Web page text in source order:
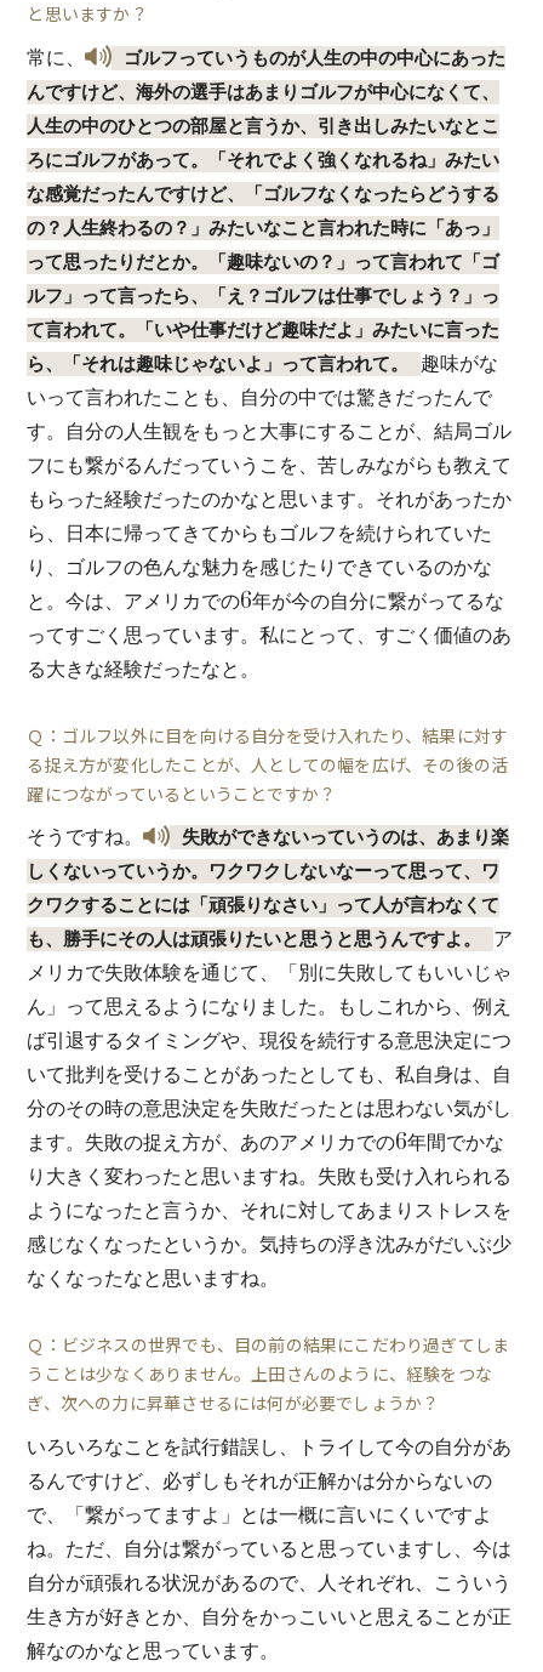
と思いますか？
常に、
ゴルフっていうものが人生の中の中心にあった
んですけど、海外の選手はあまりゴルフが中心になくて、
人生の中のひとつの部屋と言うか、引き出しみたいなとこ
ろにゴルフがあって。「それでよく強くなれるね」みたい
な感覚だったんですけど、「ゴルフなくなったらどうする
の？人生終わるの？」みたいなこと言われた時に「あっ」
って思ったりだとか。「趣味ないの？」って言われて「ゴ
ルフ」って言ったら、「え？ゴルフは仕事でしょう？」っ
て言われて。「いや仕事だけど趣味だよ」みたいに言った
ら、「それは趣味じゃないよ」って言われて。
趣味がな
いって言われたことも、自分の中では驚きだったんで
す。自分の人生観をもっと大事にすることが、結局ゴル
フにも繋がるんだっていうこを、苦しみながらも教えて
もらった経験だったのかなと思います。それがあったか
ら、日本に帰ってきてからもゴルフを続けられていた
り、ゴルフの色んな魅力を感じたりできているのかな
と。今は、アメリカでの6年が今の自分に繋がってるな
ってすごく思っています。私にとって、すごく価値のあ
る大きな経験だったなと。
Ｑ：ゴルフ以外に目を向ける自分を受け入れたり、結果に対す
る捉え方が変化したことが、人としての幅を広げ、その後の活
躍につながっているということですか？
そうですね。
失敗ができないっていうのは、あまり楽
しくないっていうか。ワクワクしないなーって思って、ワ
クワクすることには「頑張りなさい」って人が言わなくて
も、勝手にその人は頑張りたいと思うと思うんですよ。
ア
メリカで失敗体験を通じて、「別に失敗してもいいじゃ
ん」って思えるようになりました。もしこれから、例え
ば引退するタイミングや、現役を続行する意思決定につ
いて批判を受けることがあったとしても、私自身は、自
分のその時の意思決定を失敗だったとは思わない気がし
ます。失敗の捉え方が、あのアメリカでの6年間でかな
り大きく変わったと思いますね。失敗も受け入れられる
ようになったと言うか、それに対してあまりストレスを
感じなくなったというか。気持ちの浮き沈みがだいぶ少
なくなったなと思いますね。
Ｑ：ビジネスの世界でも、目の前の結果にこだわり過ぎてしま
うことは少なくありません。上田さんのように、経験をつな
ぎ、次への力に昇華させるには何が必要でしょうか？
いろいろなことを試行錯誤し、トライして今の自分があ
るんですけど、必ずしもそれが正解かは分からないの
で、「繋がってますよ」とは一概に言いにくいですよ
ね。ただ、自分は繋がっていると思っていますし、今は
自分が頑張れる状況があるので、人それぞれ、こういう
生き方が好きとか、自分をかっこいいと思えることが正
解なのかなと思っています。